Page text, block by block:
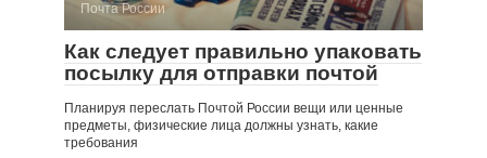
Почта России
Как следует правильно упаковать
посылку для отправки почтой
Планируя переслать Почтой России вещи или ценные
предметы, физические лица должны узнать, какие
требования